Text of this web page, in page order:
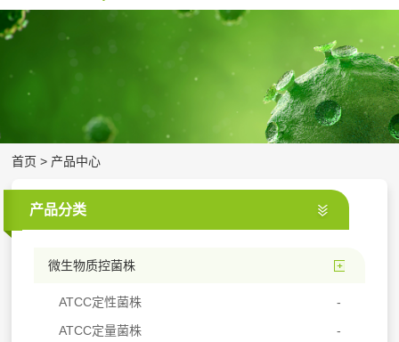
首页 > 产品中心
产品分类
微生物质控菌株
ATCC定性菌株
ATCC定量菌株